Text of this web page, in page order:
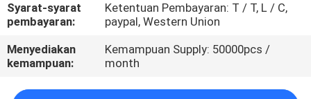
BERITA
KASUS
Syarat-syarat
pembayaran:
Ketentuan Pembayaran: T / T, L / C,
paypal, Western Union
Menyediakan
kemampuan:
Kemampuan Supply: 50000pcs /
month